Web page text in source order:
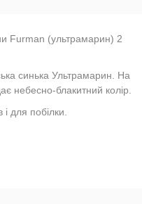
Furman (ультрамарин) 2
синька Ультрамарин. На
небесно-блакитний колір.
для побілки.